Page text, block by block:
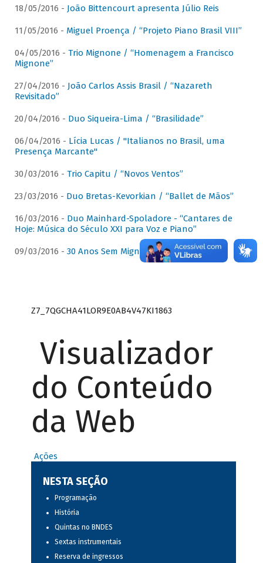
18/05/2016 - João Bittencourt apresenta Júlio Reis
11/05/2016 - Miguel Proença / “Projeto Piano Brasil VIII”
04/05/2016 - Trio Mignone / “Homenagem a Francisco
Mignone”
27/04/2016 - João Carlos Assis Brasil / “Nazareth
Revisitado”
20/04/2016 - Duo Siqueira-Lima / “Brasilidade”
06/04/2016 - Lícia Lucas / "Italianos no Brasil, uma
Presença Marcante"
30/03/2016 - Trio Capitu / “Novos Ventos”
23/03/2016 - Duo Bretas-Kevorkian / “Ballet de Mãos”
16/03/2016 - Duo Mainhard-Spoladore - “Cantares de
Hoje: Música do Século XXI para Voz e Piano”
09/03/2016 - 30 Anos Sem Mignone
Z7_7QGCHA41LOR9E0AB4V47KI1863
Visualizador
do Conteúdo
da Web
Ações
NESTA SEÇÃO
Programação
História
Quintas no BNDES
Sextas instrumentais
Reserva de ingressos